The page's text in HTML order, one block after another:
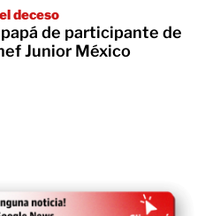
deceso
de participante de
Junior México